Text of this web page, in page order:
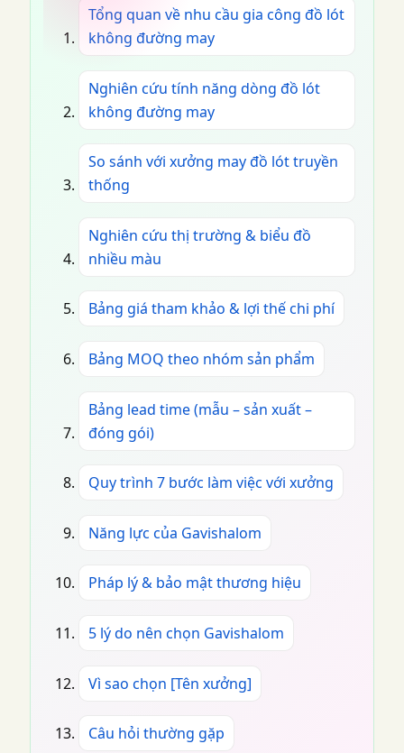
Tổng quan về nhu cầu gia công đồ lót
không đường may
Nghiên cứu tính năng dòng đồ lót
không đường may
So sánh với xưởng may đồ lót truyền
thống
Nghiên cứu thị trường & biểu đồ
nhiều màu
Bảng giá tham khảo & lợi thế chi phí
Bảng MOQ theo nhóm sản phẩm
Bảng lead time (mẫu – sản xuất –
đóng gói)
Quy trình 7 bước làm việc với xưởng
Năng lực của Gavishalom
Pháp lý & bảo mật thương hiệu
5 lý do nên chọn Gavishalom
Vì sao chọn [Tên xưởng]
Câu hỏi thường gặp